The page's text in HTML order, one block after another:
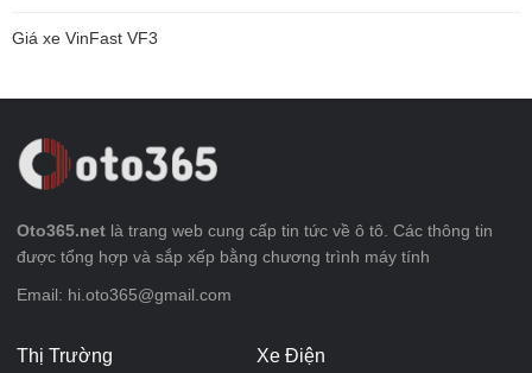
Giá xe VinFast VF3
Oto365.net là trang web cung cấp tin tức về ô tô. Các thông tin
được tổng hợp và sắp xếp bằng chương trình máy tính
Email: hi.oto365@gmail.com
Thị Trường Xe Điện